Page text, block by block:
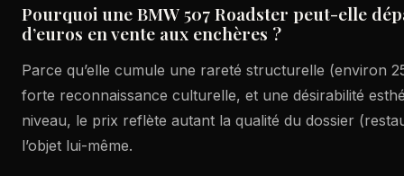
Pourquoi une BMW 507 Roadster peut-elle
d’euros en vente aux enchères ?
Parce qu’elle cumule une rareté structurelle (environ
forte reconnaissance culturelle, et une désirabilité
niveau, le prix reflète autant la qualité du dossier
l’objet lui-même.